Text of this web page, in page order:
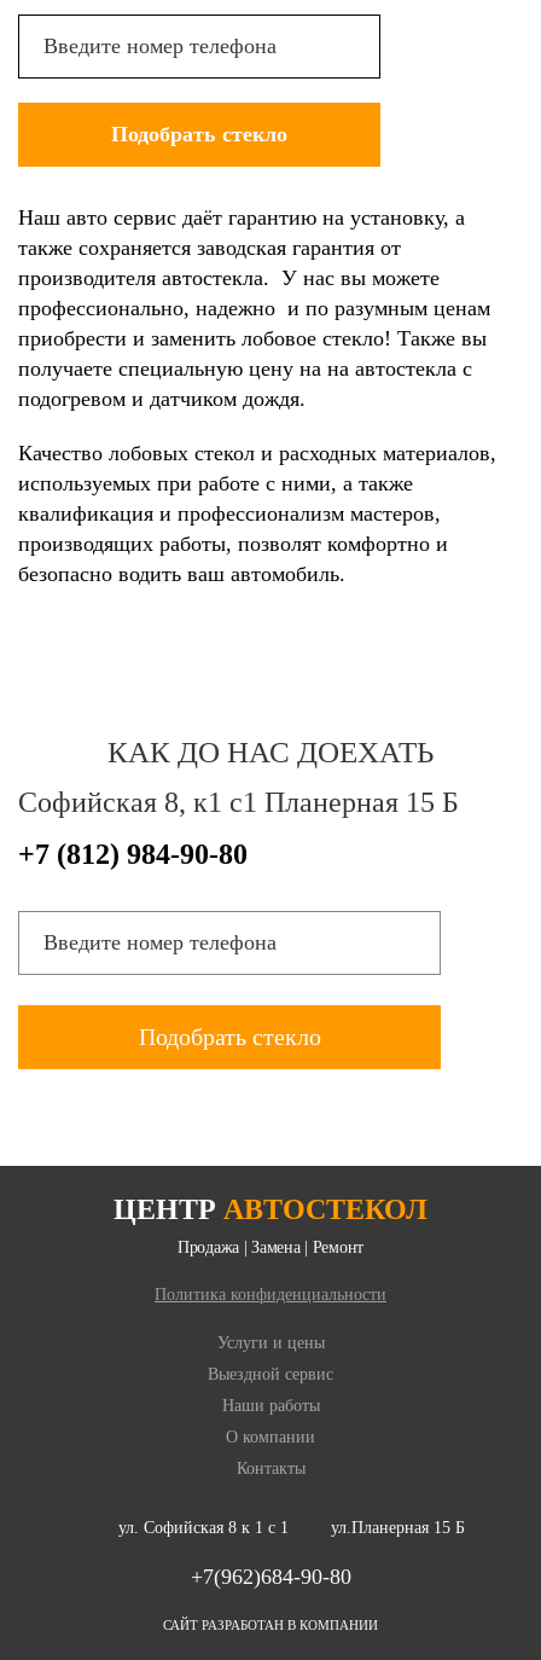
Наш авто сервис даёт гарантию на установку, а
также сохраняется заводская гарантия от
производителя автостекла. У нас вы можете
профессионально, надежно и по разумным ценам
приобрести и заменить лобовое стекло! Также вы
получаете специальную цену на на автостекла с
подогревом и датчиком дождя.
Качество лобовых стекол и расходных материалов,
используемых при работе с ними, а также
квалификация и профессионализм мастеров,
производящих работы, позволят комфортно и
безопасно водить ваш автомобиль.
КАК ДО НАС ДОЕХАТЬ
Софийская 8, к1 с1 Планерная 15 Б
+7 (812) 984-90-80
ЦЕНТР АВТОСТЕКОЛ
Продажа | Замена | Ремонт
Политика конфиденциальности
Услуги и цены
Выездной сервис
Наши работы
О компании
Контакты
ул. Софийская 8 к 1 с 1 ул.Планерная 15 Б
+7(962)684-90-80
САЙТ РАЗРАБОТАН В КОМПАНИИ